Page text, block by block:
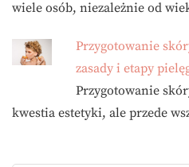
wiele osób, niezależnie od
Przygotowanie
zasady i etapy
Przygotowanie
kwestia estetyki, ale przede